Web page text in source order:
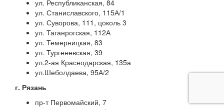
ул. Республиканская, 84
ул. Станиславского, 115А/1
ул. Суворова, 111, цоколь 3
ул. Таганрогская, 112А
ул. Темерницкая, 83
ул. Тургеневская, 39
ул.2-ая Краснодарская, 135а
ул.Шеболдаева, 95А/2
г. Рязань
пр-т Первомайский, 7